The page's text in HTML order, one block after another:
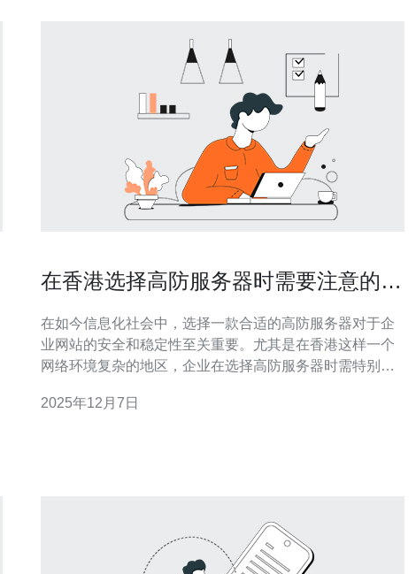
在香港选择高防服务器时需要注意的事
在如今信息化社会中，选择一款合适的高防服务器对于企
业网站的安全和稳定性至关重要。尤其是在香港这样一个
网络环境复杂的地区，企业在选择高防服务器时需特别关
么选择高防服务器对企业至关重要？ 企业在网络运营过程
2025年12月7日